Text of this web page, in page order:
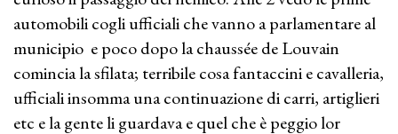
automobili cogli ufficiali che vanno a parlamentare al
municipio e poco dopo la chaussée de Louvain
comincia la sfilata; terribile cosa fantaccini e cavalleria,
ufficiali insomma una continuazione di carri, artiglieri
etc e la gente li guardava e quel che è peggio lor